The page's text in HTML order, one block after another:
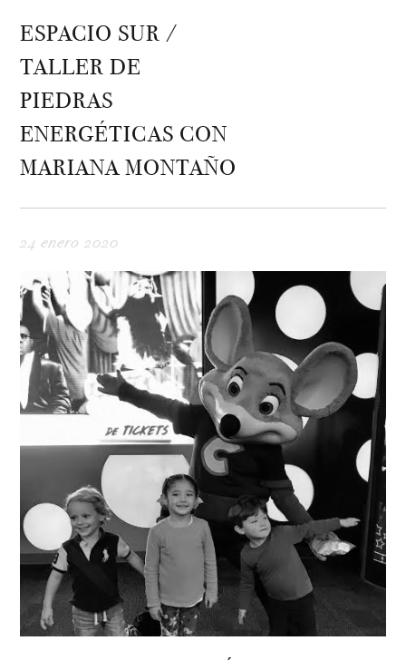
ESPACIO SUR /
TALLER DE
PIEDRAS
ENERGÉTICAS CON
MARIANA MONTAÑO
24 enero 2020